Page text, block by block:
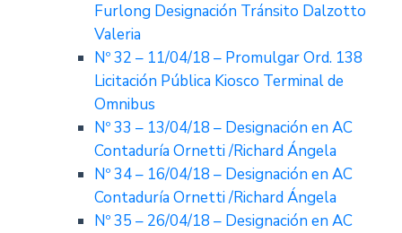
Furlong Designación Tránsito Dalzotto
Valeria
Nº 32 – 11/04/18 – Promulgar Ord. 138
Licitación Pública Kiosco Terminal de
Omnibus
Nº 33 – 13/04/18 – Designación en AC
Contaduría Ornetti /Richard Ángela
Nº 34 – 16/04/18 – Designación en AC
Contaduría Ornetti /Richard Ángela
Nº 35 – 26/04/18 – Designación en AC